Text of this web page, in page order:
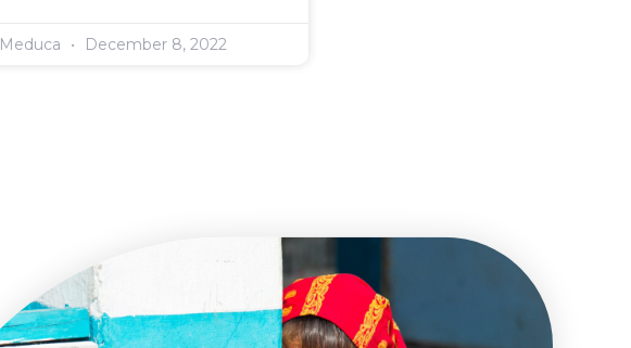
Meduca December 8, 2022